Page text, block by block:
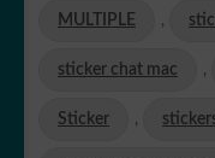
MULTIPLE ,
sticker chat mac ,
Sticker ,